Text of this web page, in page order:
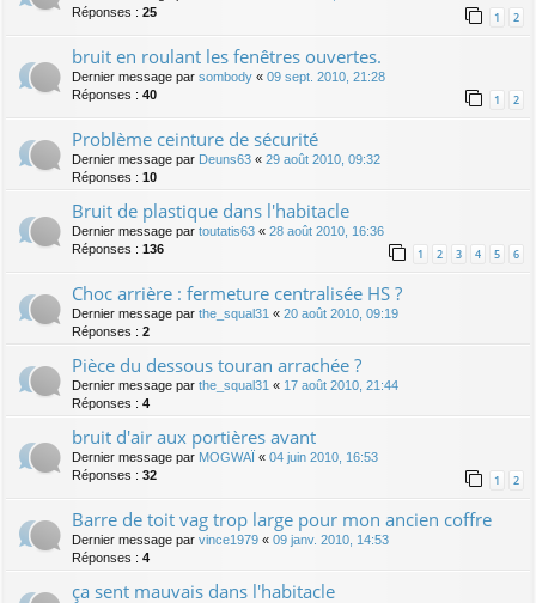
Réponses : 25 1 2
bruit en roulant les fenêtres ouvertes.
Dernier message par sombody « 09 sept. 2010, 21:28
Réponses : 40 1 2
Problème ceinture de sécurité
Dernier message par Deuns63 « 29 août 2010, 09:32
Réponses : 10
Bruit de plastique dans l'habitacle
Dernier message par toutatis63 « 28 août 2010, 16:36
Réponses : 136 1 2 3 4 5 6
Choc arrière : fermeture centralisée HS ?
Dernier message par the_squal31 « 20 août 2010, 09:19
Réponses : 2
Pièce du dessous touran arrachée ?
Dernier message par the_squal31 « 17 août 2010, 21:44
Réponses : 4
bruit d'air aux portières avant
Dernier message par MOGWAÏ « 04 juin 2010, 16:53
Réponses : 32 1 2
Barre de toit vag trop large pour mon ancien coffre
Dernier message par vince1979 « 09 janv. 2010, 14:53
Réponses : 4
ça sent mauvais dans l'habitacle